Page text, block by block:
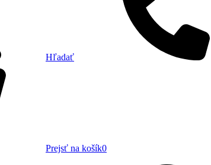
Hľadať
Prejsť na košík0